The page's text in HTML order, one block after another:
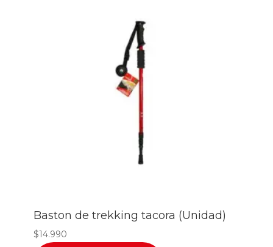
Baston de trekking tacora (Unidad)
$14.990